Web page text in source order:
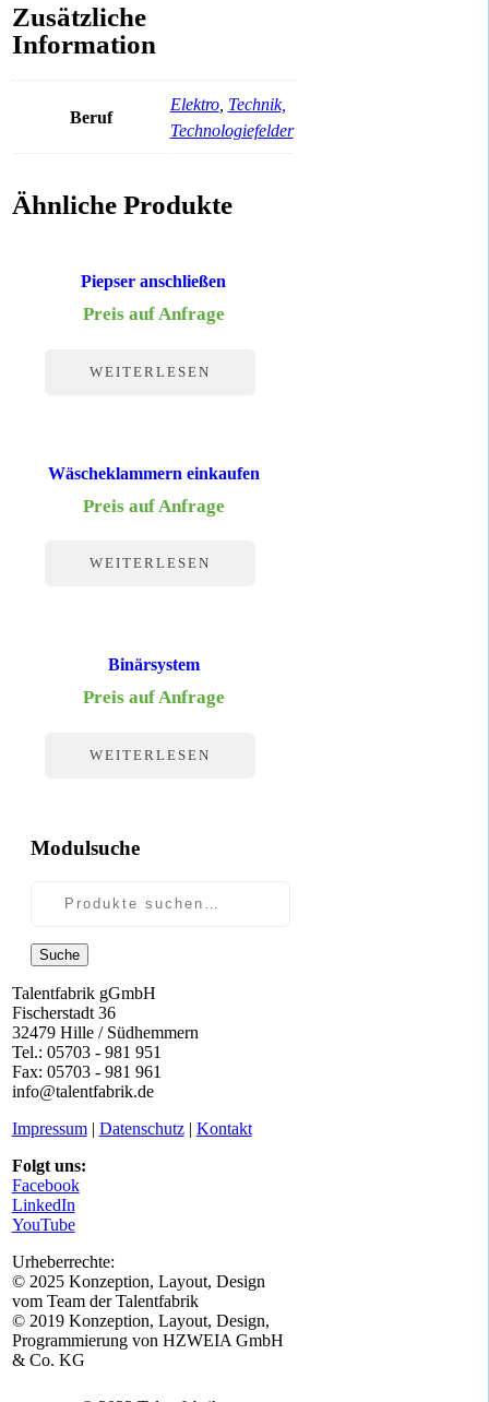
Zusätzliche
Information
Beruf
Elektro, Technik,
Technologiefelder
Ähnliche Produkte
Piepser anschließen
Preis auf Anfrage
WEITERLESEN
Wäscheklammern einkaufen
Preis auf Anfrage
WEITERLESEN
Binärsystem
Preis auf Anfrage
WEITERLESEN
Modulsuche
Suche
Talentfabrik gGmbH
Fischerstadt 36
32479 Hille / Südhemmern
Tel.: 05703 - 981 951
Fax: 05703 - 981 961
info@talentfabrik.de
Impressum| Datenschutz| Kontakt
Folgt uns:
Facebook
LinkedIn
YouTube
Urheberrechte:
© 2025 Konzeption, Layout, Design
vom Team der Talentfabrik
© 2019 Konzeption, Layout, Design,
Programmierung von HZWEIA GmbH
& Co. KG